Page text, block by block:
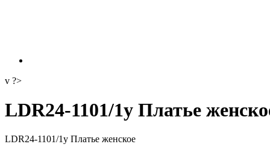
v ?>
LDR24-1101/1у Платье
LDR24-1101/1у Платье женское